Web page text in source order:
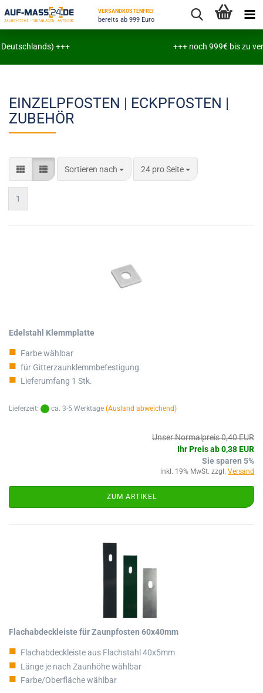
VERSANDKOSTENFREI
bereits ab 999 Euro
+++ +++ noch 999€ bis zu
EINZELPFOSTEN | ECKPFOSTEN |
ZUBEHÖR
Sortieren nach 24 pro Seite
1
Edelstahl Klemmplatte
Farbe wählbar
für Gitterzaunklemmbefestigung
Lieferumfang 1 Stk.
Lieferzeit: ca. 3-5 Werktage (Ausland abweichend)
Unser Normalpreis 0,40 EUR
Ihr Preis ab 0,38 EUR
Sie sparen 5%
inkl. 19% MwSt. zzgl. Versand
ZUM ARTIKEL
Flachabdeckleiste für Zaunpfosten 60x40mm
Flachabdeckleiste aus Flachstahl 40x5mm
Länge je nach Zaunhöhe wählbar
Farbe/Oberfläche wählbar